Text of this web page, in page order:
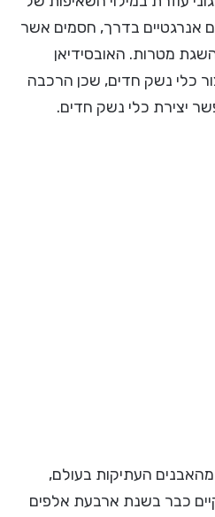
אנרגטיים בדרך, חסמים אשר
מטרות. האובסידיאן
כלי נשק חדים, שכן הרכבה
יצירת כלי נשק חדים.
העתיקות בעולם,
כבר בשנת ארבעת אלפים